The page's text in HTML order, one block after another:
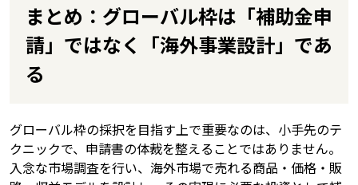
まとめ：グローバル枠は「補助金申
請」ではなく「海外事業設計」であ
る
グローバル枠の採択を目指す上で重要なのは、小手先のテ
クニックで、申請書の体裁を整えることではありません。
入念な市場調査を行い、海外市場で売れる商品・価格・販